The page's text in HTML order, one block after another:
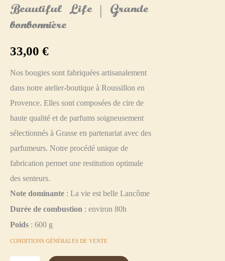
Beautiful Life | Grande
bonbonnière
33,00 €
Nos bougies sont fabriquées artisanalement
dans notre atelier-boutique à Roussillon en
Provence. Elles sont composées de cire de
haute qualité et de parfums soigneusement
sélectionnés à Grasse en partenariat avec des
parfumeurs. Notre procédé unique de
fabrication permet une restitution optimale
des senteurs.
Note dominante : La vie est belle Lancôme
Durée de combustion : environ 80h
Poids : 600 g
CONDITIONS GÉNÉRALES DE VENTE